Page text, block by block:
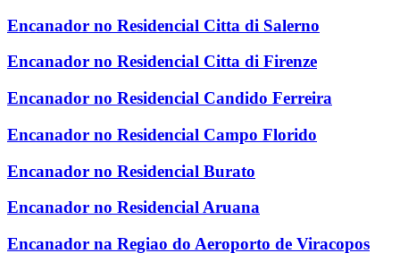
Encanador no Residencial Citta di Salerno
Encanador no Residencial Citta di Firenze
Encanador no Residencial Candido Ferreira
Encanador no Residencial Campo Florido
Encanador no Residencial Burato
Encanador no Residencial Aruana
Encanador na Regiao do Aeroporto de Viracopos